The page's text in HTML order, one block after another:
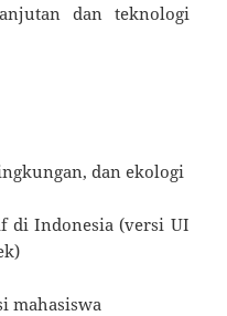
dan teknologi
dan ekologi
di Indonesia (versi UI
mahasiswa